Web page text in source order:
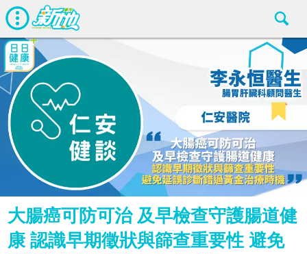
大腸癌可防可治 及早檢查守護腸道健
康 認識早期徵狀與篩查重要性 避免